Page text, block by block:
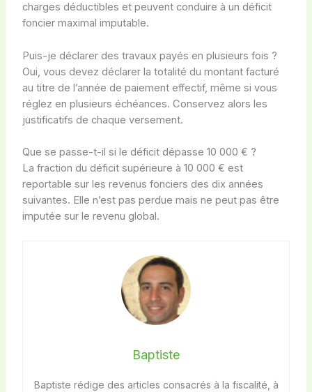
charges déductibles et peuvent conduire à un déficit
foncier maximal imputable.
Puis-je déclarer des travaux payés en plusieurs fois ?
Oui, vous devez déclarer la totalité du montant facturé
au titre de l’année de paiement effectif, même si vous
réglez en plusieurs échéances. Conservez alors les
justificatifs de chaque versement.
Que se passe-t-il si le déficit dépasse 10 000 € ?
La fraction du déficit supérieure à 10 000 € est
reportable sur les revenus fonciers des dix années
suivantes. Elle n’est pas perdue mais ne peut pas être
imputée sur le revenu global.
Baptiste
Baptiste rédige des articles consacrés à la fiscalité, à